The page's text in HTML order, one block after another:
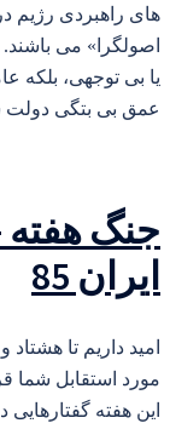
های راهبردی رژیم
اصولگرا» می
یا بی توجهی، بلکه
عمق بی بتگی
جنگ هفته
ایران 85
امید داریم تا
مورد استقابل شما
این هفته